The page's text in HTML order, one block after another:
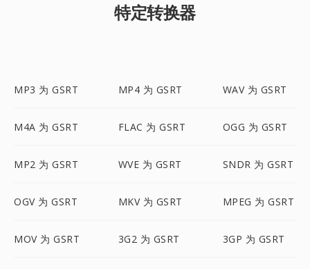
特定转换器
MP3 为 GSRT MP4 为 GSRT WAV 为 GSRT
M4A 为 GSRT FLAC 为 GSRT OGG 为 GSRT
MP2 为 GSRT WVE 为 GSRT SNDR 为 GSRT
OGV 为 GSRT MKV 为 GSRT MPEG 为 GSRT
MOV 为 GSRT 3G2 为 GSRT 3GP 为 GSRT